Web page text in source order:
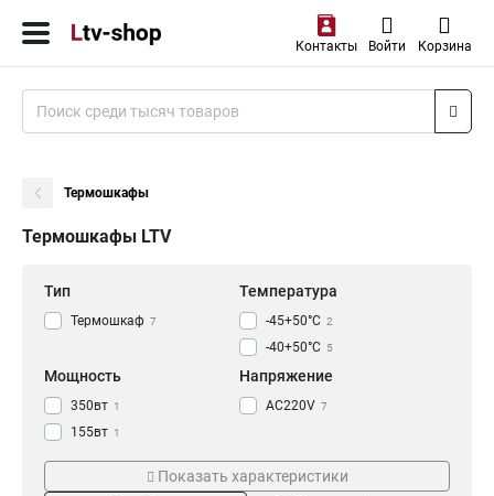
Контакты Войти Корзина
Термошкафы
Термошкафы LTV
Тип
Термошкаф 7
Температура
-45+50°C 2
-40+50°C 5
Мощность
350вт 1
155вт 1
300вт 5
Напряжение
AC220V 7
Интерфейс Кол-во портов
Показать характеристики